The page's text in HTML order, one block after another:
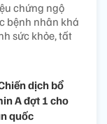
chứng ngộ
bệnh nhân khá
sức khỏe, tất
dịch bổ
A đợt 1 cho
quốc